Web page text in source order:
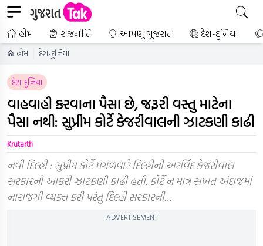
હોમ રાજનીતિ આપણું ગુજરાત દેશ-દુનિયા
હોમ દેશ-દુનિયા
દેશ-દુનિયા
વાહવાહી કરવાના પૈસા છે, જરૂરી વસ્તુ માટેના
પૈસા નથી: સુપ્રીમ કોર્ટે કેજરીવાલની ઝાટકણી કાઢી
Krutarth
નવી દિલ્હી : સુપ્રીમ કોર્ટે મંગળવારે દિલ્હીની અરવિંદ કેજરીવાલ
સરકારની આકરી ઝાટકણી કાઢી હતી. કોર્ટે ન માત્ર સખત અંદાજમાં
નારાજગી વ્યક્ત કરી પરંતુ દિલ્હી સરકારની…
ADVERTISEMENT